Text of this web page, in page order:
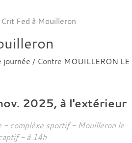
Crit Fed à Mouilleron
journée / Contre MOUILLERON LE
2025, à l'extérieur
- complèxe sportif - Mouilleron le
- à 14h